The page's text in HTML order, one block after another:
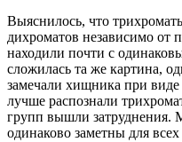
Выяснилось, что
дихроматов независимо от
находили почти с
сложилась та же картина,
замечали хищника при
лучше распознали
групп вышли затруднения.
одинаково заметны для